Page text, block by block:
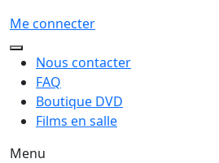
Me connecter
Nous contacter
FAQ
Boutique DVD
Films en salle
Menu